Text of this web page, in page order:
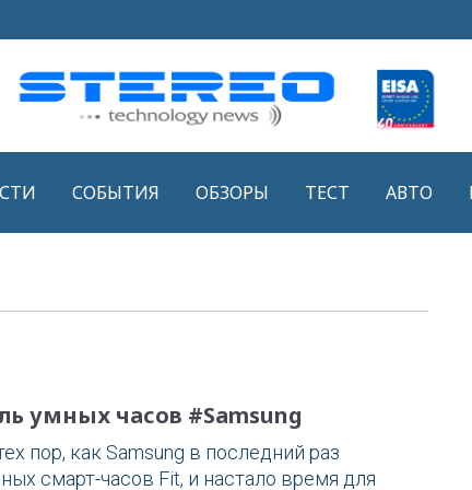
СОБЫТИЯ ОБЗОРЫ ТЕСТ АВТО
умных часов #Samsung
пор, как Samsung в последний раз
смарт-часов Fit, и настало время для